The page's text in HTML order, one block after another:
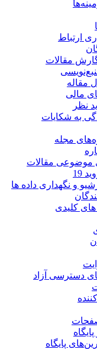
ارتباط
مقالات
مالی
نظر
به شکایات
مجله
مقالات
و نگهداری داده ها
کلیدی
آزاد
پایگاه